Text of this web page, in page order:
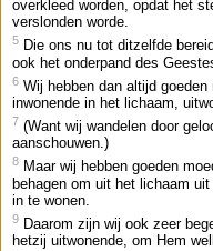
overkleed worden, opdat het
verslonden worde.
5 Die ons nu tot ditzelfde
ook het onderpand des
6 Wij hebben dan altijd goeden
inwonende in het lichaam,
7 (Want wij wandelen door
aanschouwen.)
8 Maar wij hebben goeden
behagen om uit het lichaam
in te wonen.
9 Daarom zijn wij ook zeer
hetzij uitwonende, om Hem